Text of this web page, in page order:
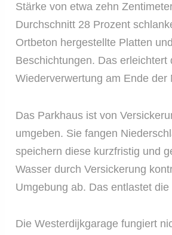
Stärke von etwa zehn
Durchschnitt 28 Prozent
Ortbeton hergestellte Platten
Beschichtungen. Das erleichtert
Wiederverwertung am Ende der
Das Parkhaus ist von
umgeben. Sie fangen
speichern diese kurzfristig und
Wasser durch Versickerung
Umgebung ab. Das entlastet
Die Westerdijkgarage fungiert